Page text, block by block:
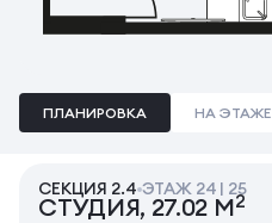
ПЛАНИРОВКА НА ЭТАЖЕ
СЕКЦИЯ 2.4 ЭТАЖ 24 | 25
СТУДИЯ, 27.02 М2